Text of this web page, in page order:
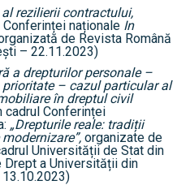
rezilierii contractului,
naționale In
de Revista Română
– 22.11.2023)
a drepturilor personale –
– cazul particular al
în dreptul civil
Conferinței
„Drepturile reale: tradiții
organizate de
Universității de Stat din
Drept a Universității din